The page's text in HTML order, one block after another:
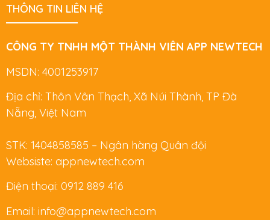
THÔNG TIN LIÊN HỆ
CÔNG TY TNHH MỘT THÀNH VIÊN APP NEWTECH
MSDN: 4001253917
Địa chỉ: Thôn Vân Thạch, Xã Núi Thành, TP Đà
Nẵng, Việt Nam
STK: 1404858585 – Ngân hàng Quân đội
Websiste: appnewtech.com
Điện thoại: 0912 889 416
Email: info@appnewtech.com